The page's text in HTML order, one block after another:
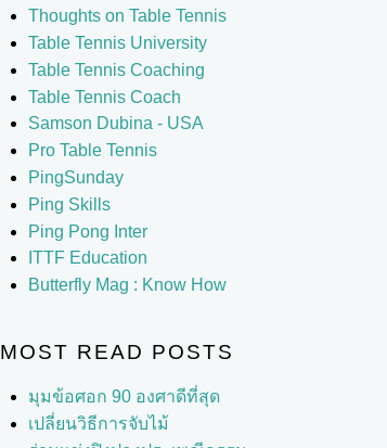
Thoughts on Table Tennis
Table Tennis University
Table Tennis Coaching
Table Tennis Coach
Samson Dubina - USA
Pro Table Tennis
PingSunday
Ping Skills
Ping Pong Inter
ITTF Education
Butterfly Mag : Know How
MOST READ POSTS
มุมข้อศอก 90 องศาดีที่สุด
เปลี่ยนวิธีการจับไม้